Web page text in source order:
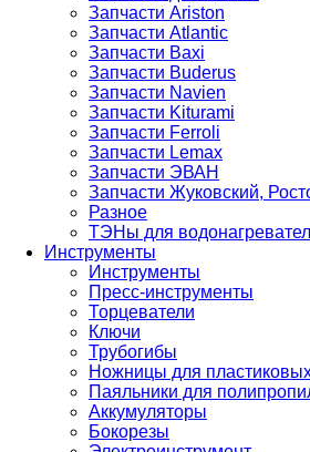
Запчасти Ariston
Запчасти Atlantic
Запчасти Baxi
Запчасти Buderus
Запчасти Navien
Запчасти Kiturami
Запчасти Ferroli
Запчасти Lemax
Запчасти ЭВАН
Запчасти Жуковский,
Разное
ТЭНы для
Инструменты
Инструменты
Пресс-инструменты
Торцеватели
Ключи
Трубогибы
Ножницы для
Паяльники для
Аккумуляторы
Бокорезы